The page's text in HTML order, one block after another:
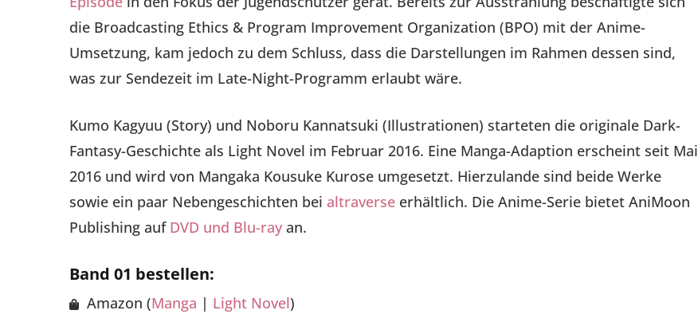
die Broadcasting Ethics & Program Improvement Organization (BPO) mit der Anime-
Umsetzung, kam jedoch zu dem Schluss, dass die Darstellungen im Rahmen dessen sind,
was zur Sendezeit im Late-Night-Programm erlaubt wäre.
Kumo Kagyuu (Story) und Noboru Kannatsuki (Illustrationen) starteten die originale Dark-
Fantasy-Geschichte als Light Novel im Februar 2016. Eine Manga-Adaption erscheint seit Mai
2016 und wird von Mangaka Kousuke Kurose umgesetzt. Hierzulande sind beide Werke
sowie ein paar Nebengeschichten bei altraverse erhältlich. Die Anime-Serie bietet AniMoon
Publishing auf DVD und Blu-ray an.
Band 01 bestellen:
Amazon (Manga | Light Novel)